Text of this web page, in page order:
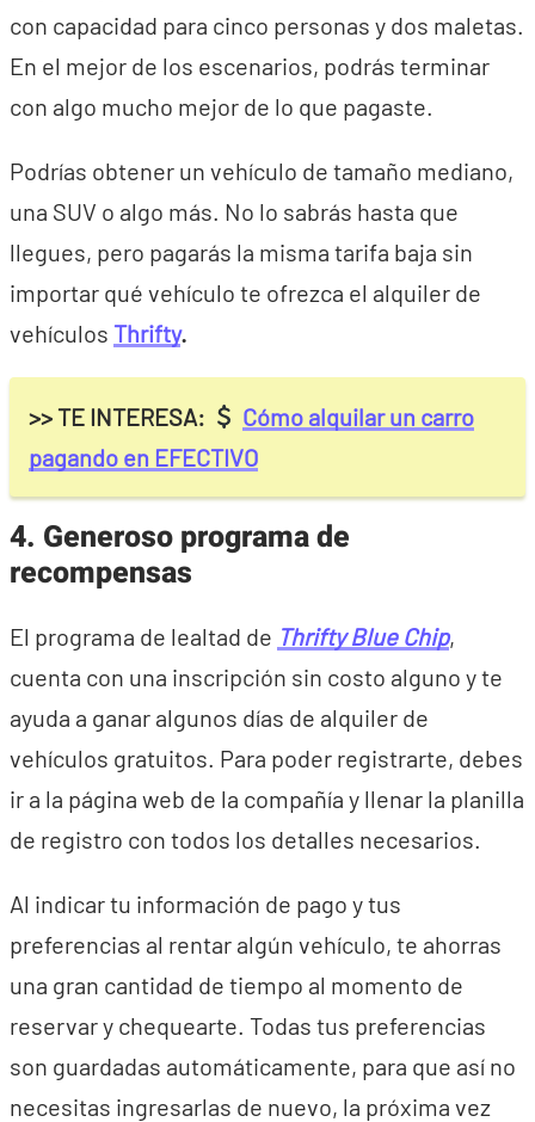
con capacidad para cinco personas y dos maletas.
En el mejor de los escenarios, podrás terminar
con algo mucho mejor de lo que pagaste.
Podrías obtener un vehículo de tamaño mediano,
una SUV o algo más. No lo sabrás hasta que
llegues, pero pagarás la misma tarifa baja sin
importar qué vehículo te ofrezca el alquiler de
vehículos Thrifty.
>> TE INTERESA:
Cómo alquilar un carro
pagando en EFECTIVO
4. Generoso programa de
recompensas
El programa de lealtad de ThriftyBlue Chip,
cuenta con una inscripción sin costo alguno y te
ayuda a ganar algunos días de alquiler de
vehículos gratuitos. Para poder registrarte, debes
ir a la página web de la compañía y llenar la planilla
de registro con todos los detalles necesarios.
Al indicar tu información de pago y tus
preferencias al rentar algún vehículo, te ahorras
una gran cantidad de tiempo al momento de
reservar y chequearte. Todas tus preferencias
son guardadas automáticamente, para que así no
necesitas ingresarlas de nuevo, la próxima vez